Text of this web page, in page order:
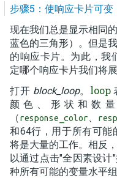
步骤5：使响应卡片可变
现在我们总是显示相同
蓝色的三角形）。但是
的响应卡片。为此，我
定哪个响应卡片我们将展
打开 block_loop。 loop
颜色、形状和数
（response_color、
和64行，用于所有可能
将是大量的工作。相反
以通过点击"全因素设计
种所有可能的变量水平